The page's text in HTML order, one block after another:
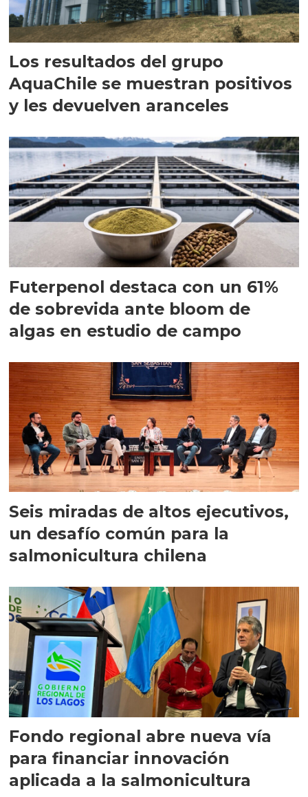
Los resultados del grupo
AquaChile se muestran positivos
y les devuelven aranceles
Futerpenol destaca con un 61%
de sobrevida ante bloom de
algas en estudio de campo
Seis miradas de altos ejecutivos,
un desafío común para la
salmonicultura chilena
Fondo regional abre nueva vía
para financiar innovación
aplicada a la salmonicultura